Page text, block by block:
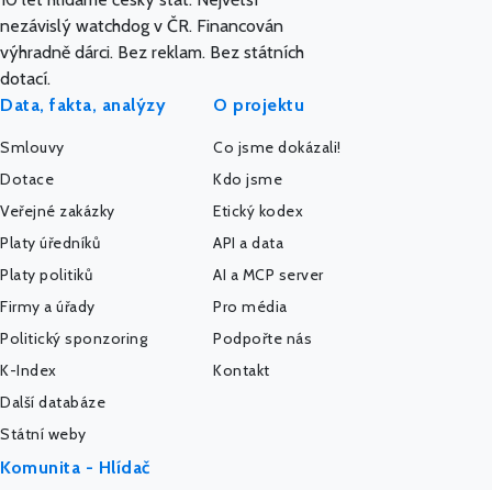
nezávislý watchdog v ČR. Financován
výhradně dárci. Bez reklam. Bez státních
dotací.
Data, fakta, analýzy
Smlouvy
Dotace
Veřejné zakázky
Platy úředníků
Platy politiků
Firmy a úřady
Politický sponzoring
K-Index
Další databáze
Státní weby
O projektu
Co jsme dokázali!
Kdo jsme
Etický kodex
API a data
AI a MCP server
Pro média
Podpořte nás
Kontakt
Komunita - Hlídač